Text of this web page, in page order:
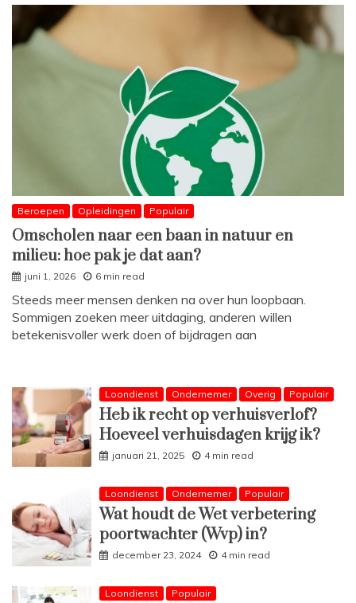
Beroepen Opleidingen Populair
Omscholen naar een baan in natuur en
milieu: hoe pak je dat aan?
juni 1, 2026 6 min read
Steeds meer mensen denken na over hun loopbaan.
Sommigen zoeken meer uitdaging, anderen willen
betekenisvoller werk doen of bijdragen aan
Loondienst Ondernemer Overig Populair
Heb ik recht op verhuisverlof?
Hoeveel verhuisdagen krijg ik?
januari 21, 2025 4 min read
Loondienst Ondernemer Populair
Wat houdt de Wet verbetering
poortwachter (Wvp) in?
december 23, 2024 4 min read
Loondienst Populair